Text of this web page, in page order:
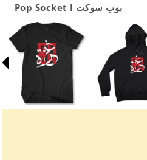
Pop Socket I بوب سوكت